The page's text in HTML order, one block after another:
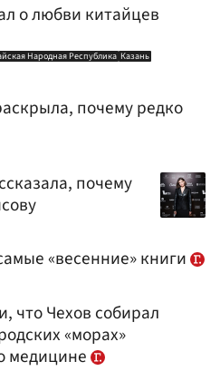
о любви китайцев
Народная Республика Казань
почему редко
почему
«весенние» книги
что Чехов собирал
«морах»
медицине